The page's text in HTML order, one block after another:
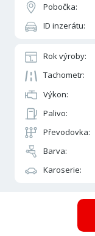
Pobočka:
ID inzerátu:
Rok výroby:
Tachometr:
Výkon:
Palivo:
Převodovka:
Barva:
Karoserie: